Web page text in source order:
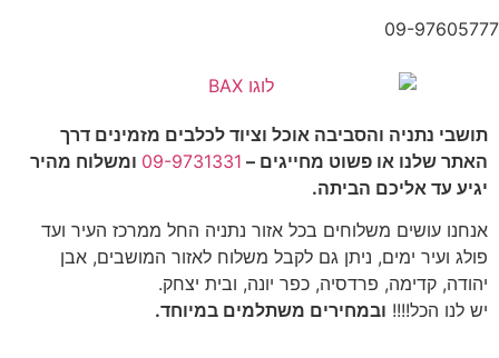
09-97605777
תושבי נתניה והסביבה אוכל וציוד לכלבים מזמינים דרך
האתר שלנו או פשוט מחייגים – 09-9731331 ומשלוח מהיר
יגיע עד אליכם הביתה.
אנחנו עושים משלוחים בכל אזור נתניה החל ממרכז העיר ועד
פולג ועיר ימים, ניתן גם לקבל משלוח לאזור המושבים, אבן
יהודה, קדימה, פרדסיה, כפר יונה, ובית יצחק.
יש לנו הכל!!!! ובמחירים משתלמים במיוחד.